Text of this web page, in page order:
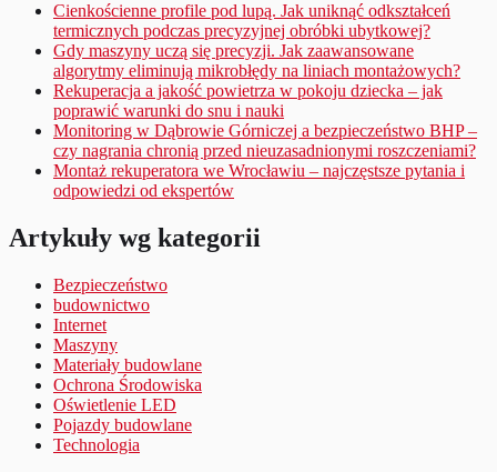
Cienkościenne profile pod lupą. Jak uniknąć odkształceń
termicznych podczas precyzyjnej obróbki ubytkowej?
Gdy maszyny uczą się precyzji. Jak zaawansowane
algorytmy eliminują mikrobłędy na liniach montażowych?
Rekuperacja a jakość powietrza w pokoju dziecka – jak
poprawić warunki do snu i nauki
Monitoring w Dąbrowie Górniczej a bezpieczeństwo BHP –
czy nagrania chronią przed nieuzasadnionymi roszczeniami?
Montaż rekuperatora we Wrocławiu – najczęstsze pytania i
odpowiedzi od ekspertów
Artykuły wg kategorii
Bezpieczeństwo
budownictwo
Internet
Maszyny
Materiały budowlane
Ochrona Środowiska
Oświetlenie LED
Pojazdy budowlane
Technologia